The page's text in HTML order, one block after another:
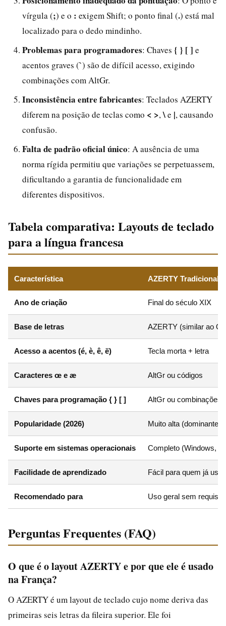
vírgula (;) e o : exigem Shift; o ponto final (.) está mal
localizado para o dedo mindinho.
Problemas para programadores: Chaves { } [ ] e
acentos graves (`) são de difícil acesso, exigindo
combinações com AltGr.
Inconsistência entre fabricantes: Teclados AZERTY
diferem na posição de teclas como < >,\e |, causando
confusão.
Falta de padrão oficial único: A ausência de uma
norma rígida permitiu que variações se perpetuassem,
dificultando a garantia de funcionalidade em
diferentes dispositivos.
Tabela comparativa: Layouts de teclado
para a língua francesa
Característica AZERTY Tradicional
Ano de criação Final do século XIX
Base de letras AZERTY (similar ao
Acesso a acentos (é, è, ê, ë) Tecla morta + letra
Caracteres œ e æ AltGr ou códigos
Chaves para programação { } [ ] AltGr ou combinações
Popularidade (2026) Muito alta (dominante)
Suporte em sistemas operacionais Completo (Windows,
Facilidade de aprendizado Fácil para quem já usa
Recomendado para Uso geral sem
Perguntas Frequentes (FAQ)
O que é o layout AZERTY e por que ele é usado
na França?
O AZERTY é um layout de teclado cujo nome deriva das
primeiras seis letras da fileira superior. Ele foi